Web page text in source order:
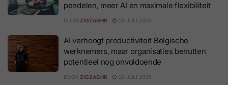
pendelen, meer AI en maximale flexibiliteit
DOOR ZIGZAGHR 28 JULI 2026
AI verhoogt productiviteit Belgische
werknemers, maar organisaties benutten
potentieel nog onvoldoende
DOOR ZIGZAGHR 28 JULI 2026